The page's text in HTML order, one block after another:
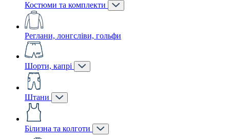
Костюми та комплекти
Реглани, лонгсліви, гольфи
Шорти, капрі
Штани
Білизна та колготи